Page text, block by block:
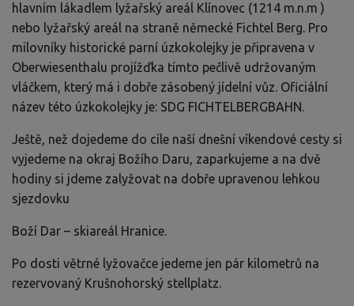
hlavním lákadlem lyžařský areál Klínovec (1214 m.n.m )
nebo lyžařský areál na straně německé Fichtel Berg. Pro
milovníky historické parní úzkokolejky je připravena v
Oberwiesenthalu projížďka tímto pečlivě udržovaným
vláčkem, který má i dobře zásobený jídelní vůz. Oficiální
název této úzkokolejky je: SDG FICHTELBERGBAHN.
Ještě, než dojedeme do cíle naší dnešní víkendové cesty si
vyjedeme na okraj Božího Daru, zaparkujeme a na dvě
hodiny si jdeme zalyžovat na dobře upravenou lehkou
sjezdovku
Boží Dar – skiareál Hranice.
Po dosti větrné lyžovačce jedeme jen pár kilometrů na
rezervovaný Krušnohorský stellplatz.